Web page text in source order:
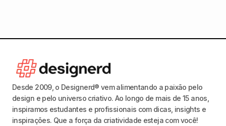
Desde 2009, o Designerd® vem alimentando a paixão pelo
design e pelo universo criativo. Ao longo de mais de 15 anos,
inspiramos estudantes e profissionais com dicas, insights e
inspirações. Que a força da criatividade esteja com você!